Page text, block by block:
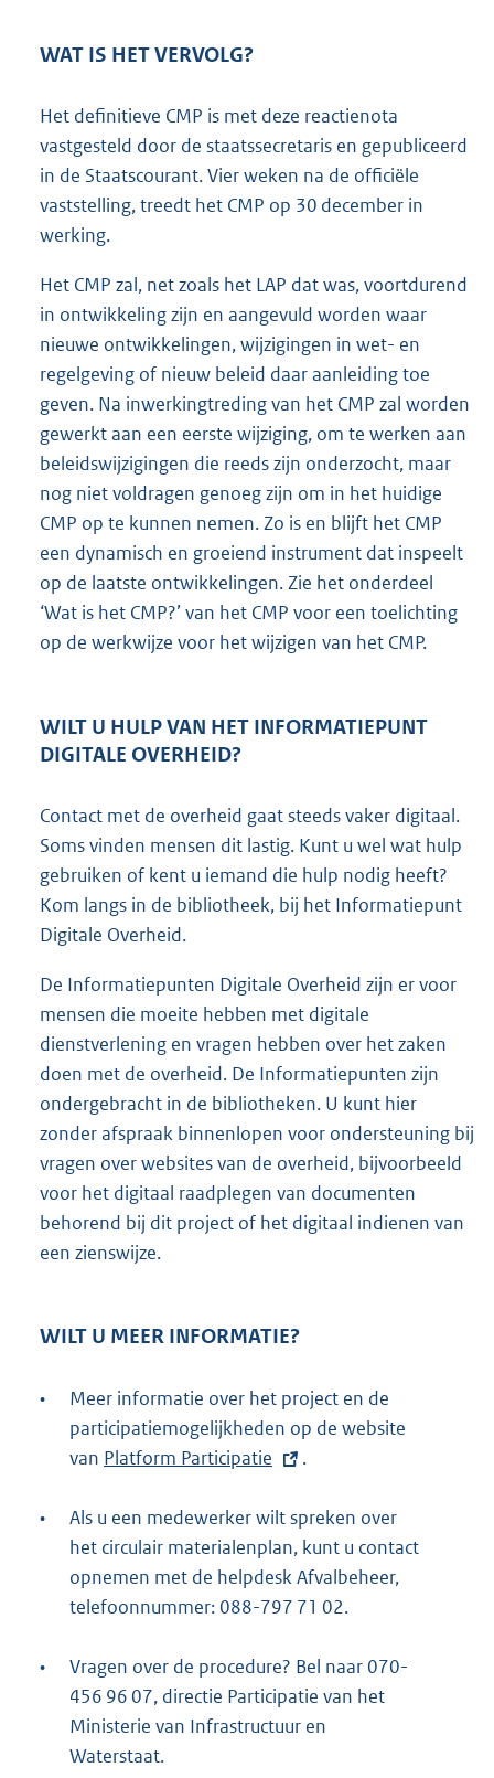
WAT IS HET VERVOLG?
Het definitieve CMP is met deze reactienota
vastgesteld door de staatssecretaris en gepubliceerd
in de Staatscourant. Vier weken na de officiële
vaststelling, treedt het CMP op 30 december in
werking.
Het CMP zal, net zoals het LAP dat was, voortdurend
in ontwikkeling zijn en aangevuld worden waar
nieuwe ontwikkelingen, wijzigingen in wet- en
regelgeving of nieuw beleid daar aanleiding toe
geven. Na inwerkingtreding van het CMP zal worden
gewerkt aan een eerste wijziging, om te werken aan
beleidswijzigingen die reeds zijn onderzocht, maar
nog niet voldragen genoeg zijn om in het huidige
CMP op te kunnen nemen. Zo is en blijft het CMP
een dynamisch en groeiend instrument dat inspeelt
op de laatste ontwikkelingen. Zie het onderdeel
‘Wat is het CMP?’ van het CMP voor een toelichting
op de werkwijze voor het wijzigen van het CMP.
WILT U HULP VAN HET INFORMATIEPUNT
DIGITALE OVERHEID?
Contact met de overheid gaat steeds vaker digitaal.
Soms vinden mensen dit lastig. Kunt u wel wat hulp
gebruiken of kent u iemand die hulp nodig heeft?
Kom langs in de bibliotheek, bij het Informatiepunt
Digitale Overheid.
De Informatiepunten Digitale Overheid zijn er voor
mensen die moeite hebben met digitale
dienstverlening en vragen hebben over het zaken
doen met de overheid. De Informatiepunten zijn
ondergebracht in de bibliotheken. U kunt hier
zonder afspraak binnenlopen voor ondersteuning bij
vragen over websites van de overheid, bijvoorbeeld
voor het digitaal raadplegen van documenten
behorend bij dit project of het digitaal indienen van
een zienswijze.
WILT U MEER INFORMATIE?
•
Meer informatie over het project en de
participatiemogelijkheden op de website
van E
t
e
r
n
l
i
n
k
Platform Participatie .
•
Als u een medewerker wilt spreken over
het circulair materialenplan, kunt u contact
opnemen met de helpdesk Afvalbeheer,
telefoonnummer: 088-797 71 02.
•
Vragen over de procedure? Bel naar 070-
456 96 07, directie Participatie van het
Ministerie van Infrastructuur en
Waterstaat.